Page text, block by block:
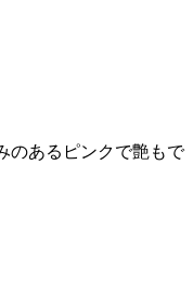
のあるピンクで艶もで